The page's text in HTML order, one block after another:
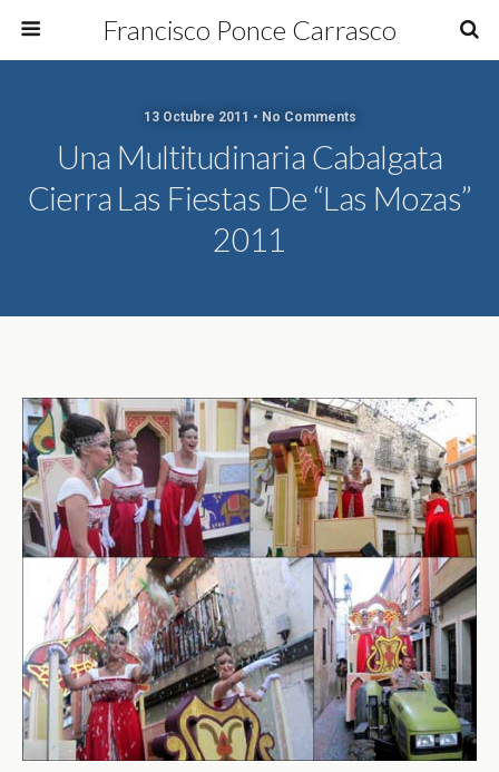
Francisco Ponce Carrasco
13 Octubre 2011 • No Comments
Una Multitudinaria Cabalgata
Cierra Las Fiestas De “Las Mozas”
2011